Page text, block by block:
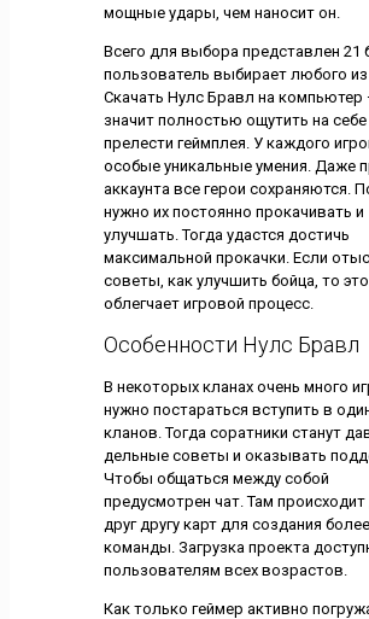
мощные удары, чем наносит он.
Всего для выбора представлен 21
пользователь выбирает любого из
Скачать Нулс Бравл на компьютер
значит полностью ощутить на
прелести геймплея. У каждого
особые уникальные умения. Даже
аккаунта все герои сохраняются.
нужно их постоянно прокачивать и
улучшать. Тогда удастся достичь
максимальной прокачки. Если
советы, как улучшить бойца, то
облегчает игровой процесс.
Особенности Нулс Бравл
В некоторых кланах очень много
нужно постараться вступить в
кланов. Тогда соратники станут
дельные советы и оказывать
Чтобы общаться между собой
предусмотрен чат. Там происходит
друг другу карт для создания
команды. Загрузка проекта
пользователям всех возрастов.
Как только геймер активно